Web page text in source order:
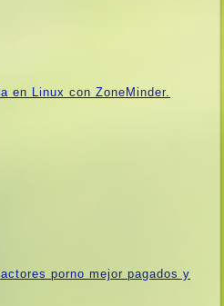
en Linux con ZoneMinder.
porno mejor pagados y